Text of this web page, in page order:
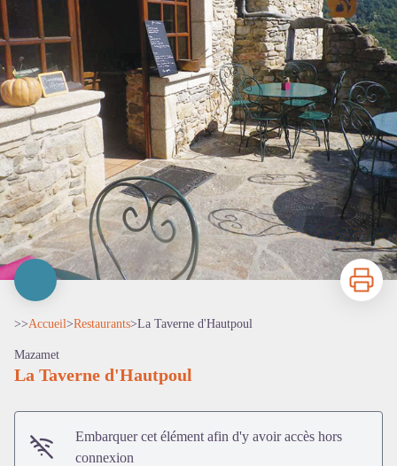
Imprimer
>>Accueil>Restaurants>La Taverne d'Hautpoul
Mazamet
La Taverne d'Hautpoul
Embarquer cet élément afin d'y avoir accès hors
connexion